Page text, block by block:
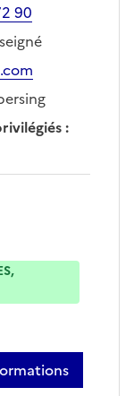
90
:
gall